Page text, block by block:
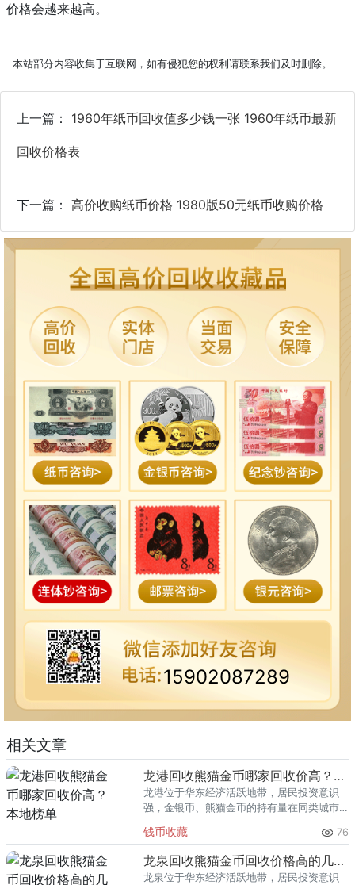
价格会越来越高。
本站部分内容收集于互联网，如有侵犯您的权利请联系我们及时删除。
上一篇： 1960年纸币回收值多少钱一张 1960年纸币最新
回收价格表
下一篇： 高价收购纸币价格 1980版50元纸币收购价格
15902087289
相关文章
龙港回收熊猫金币哪家回收价高？本地榜单
龙港位于华东经济活跃地带，居民投资意识
强，金银币、熊猫金币的持有量在同类城市
熊猫金币的需求就明显升温，但鱼龙混杂的
回收渠道里，能精准识别版别溢
钱币收藏 76
龙泉回收熊猫金币回收价格高的几家推荐
龙泉位于华东经济活跃地带，居民投资意识